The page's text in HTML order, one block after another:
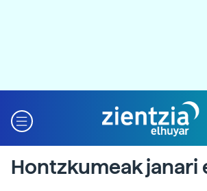
Hontzkumeak janari